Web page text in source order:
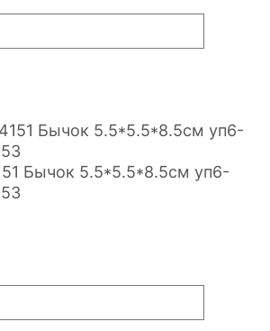
Бычок 5.5*5.5*8.5см уп6-